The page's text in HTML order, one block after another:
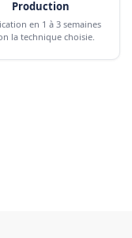
Production
en 1 à 3 semaines
la technique choisie.